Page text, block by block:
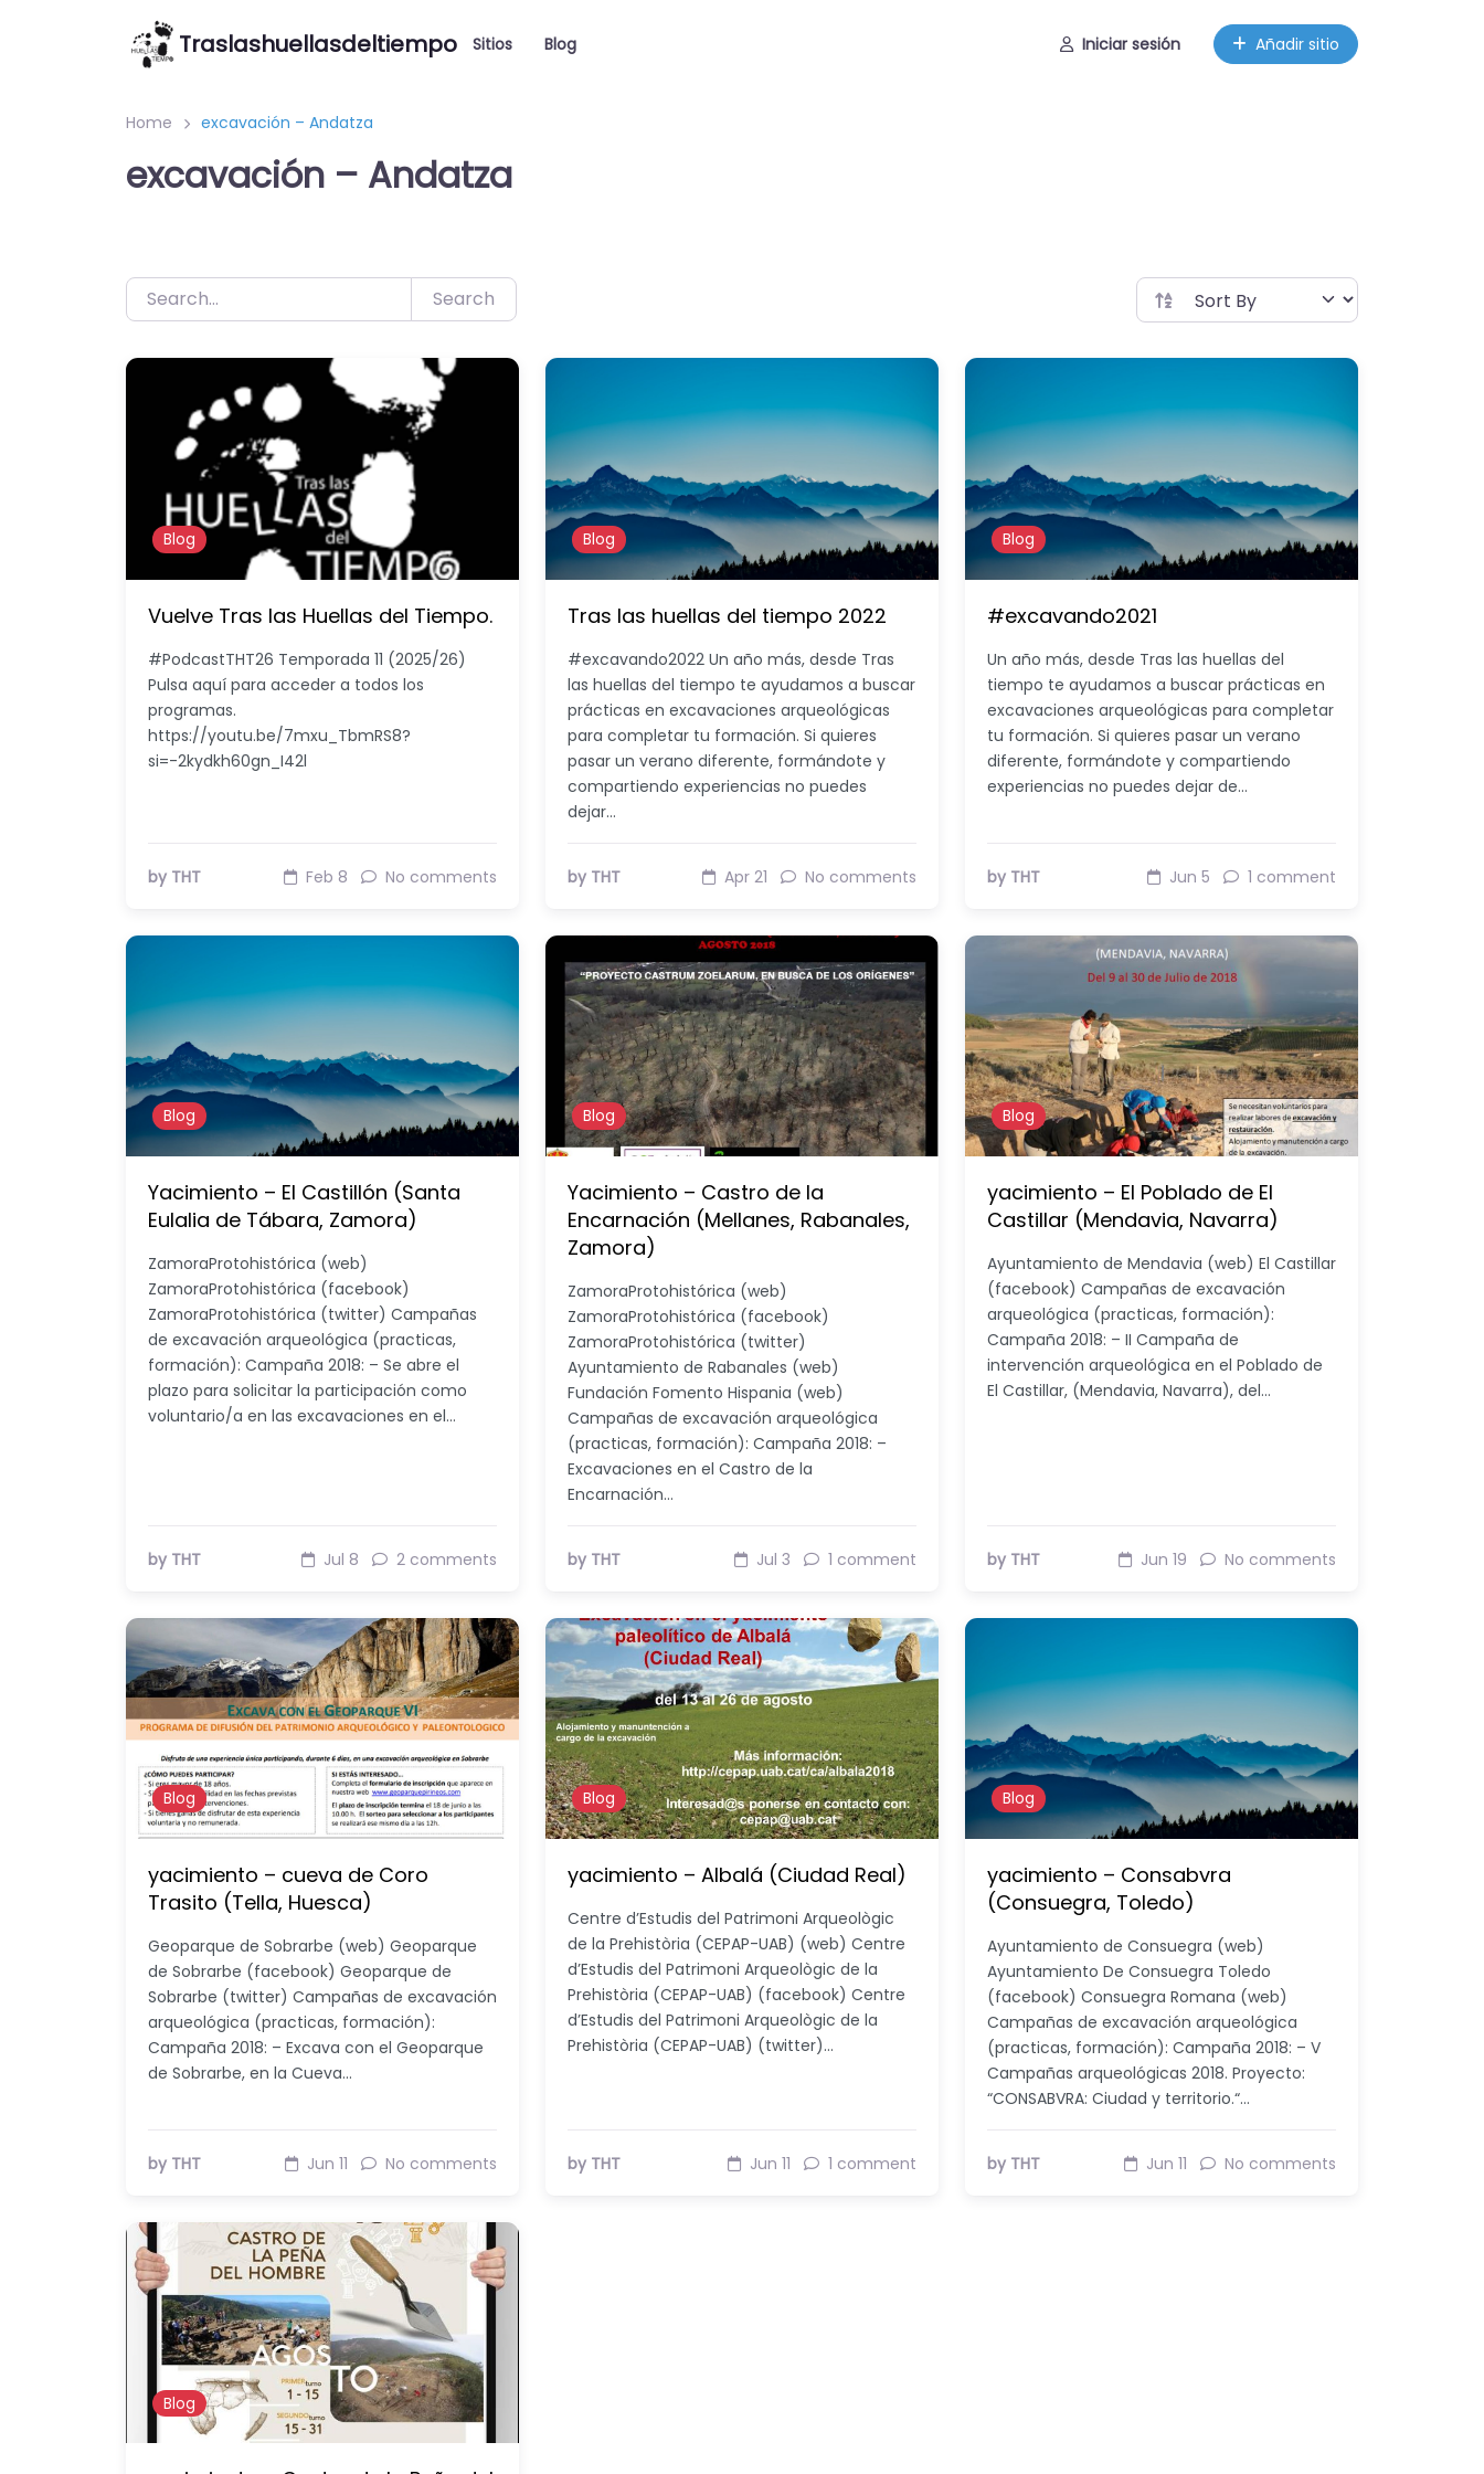
Traslashuellasdeltiempo Sitios Blog Iniciar sesión Añadir sitio
Home excavación – Andatza
excavación – Andatza
Search
Blog
Vuelve Tras las Huellas del Tiempo.
#PodcastTHT26 Temporada 11 (2025/26)
Pulsa aquí para acceder a todos los
programas.
https://youtu.be/7mxu_TbmRS8?
si=-2kydkh60gn_I42l
by THT Feb 8 No comments
Blog
Tras las huellas del tiempo 2022
#excavando2022 Un año más, desde Tras
las huellas del tiempo te ayudamos a buscar
prácticas en excavaciones arqueológicas
para completar tu formación. Si quieres
pasar un verano diferente, formándote y
compartiendo experiencias no puedes
dejar…
by THT Apr 21 No comments
Blog
#excavando2021
Un año más, desde Tras las huellas del
tiempo te ayudamos a buscar prácticas en
excavaciones arqueológicas para completar
tu formación. Si quieres pasar un verano
diferente, formándote y compartiendo
experiencias no puedes dejar de…
by THT Jun 5 1 comment
Blog
Yacimiento – El Castillón (Santa
Eulalia de Tábara, Zamora)
ZamoraProtohistórica (web)
ZamoraProtohistórica (facebook)
ZamoraProtohistórica (twitter) Campañas
de excavación arqueológica (practicas,
formación): Campaña 2018: – Se abre el
plazo para solicitar la participación como
voluntario/a en las excavaciones en el…
by THT Jul 8 2 comments
Blog
Yacimiento – Castro de la
Encarnación (Mellanes, Rabanales,
Zamora)
ZamoraProtohistórica (web)
ZamoraProtohistórica (facebook)
ZamoraProtohistórica (twitter)
Ayuntamiento de Rabanales (web)
Fundación Fomento Hispania (web)
Campañas de excavación arqueológica
(practicas, formación): Campaña 2018: –
Excavaciones en el Castro de la
Encarnación…
by THT Jul 3 1 comment
Blog
yacimiento – El Poblado de El
Castillar (Mendavia, Navarra)
Ayuntamiento de Mendavia (web) El Castillar
(facebook) Campañas de excavación
arqueológica (practicas, formación):
Campaña 2018: – II Campaña de
intervención arqueológica en el Poblado de
El Castillar, (Mendavia, Navarra), del…
by THT Jun 19 No comments
Blog
yacimiento – cueva de Coro
Trasito (Tella, Huesca)
Geoparque de Sobrarbe (web) Geoparque
de Sobrarbe (facebook) Geoparque de
Sobrarbe (twitter) Campañas de excavación
arqueológica (practicas, formación):
Campaña 2018: – Excava con el Geoparque
de Sobrarbe, en la Cueva…
by THT Jun 11 No comments
Blog
yacimiento – Albalá (Ciudad Real)
Centre d’Estudis del Patrimoni Arqueològic
de la Prehistòria (CEPAP-UAB) (web) Centre
d’Estudis del Patrimoni Arqueològic de la
Prehistòria (CEPAP-UAB) (facebook) Centre
d’Estudis del Patrimoni Arqueològic de la
Prehistòria (CEPAP-UAB) (twitter)…
by THT Jun 11 1 comment
Blog
yacimiento – Consabvra
(Consuegra, Toledo)
Ayuntamiento de Consuegra (web)
Ayuntamiento De Consuegra Toledo
(facebook) Consuegra Romana (web)
Campañas de excavación arqueológica
(practicas, formación): Campaña 2018: – V
Campañas arqueológicas 2018. Proyecto:
“CONSABVRA: Ciudad y territorio.“…
by THT Jun 11 No comments
Blog